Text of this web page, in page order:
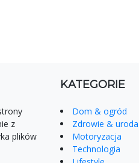
z
plików
KATEGORIE
Dom & ogród
Zdrowie & uroda
Motoryzacja
Technologia